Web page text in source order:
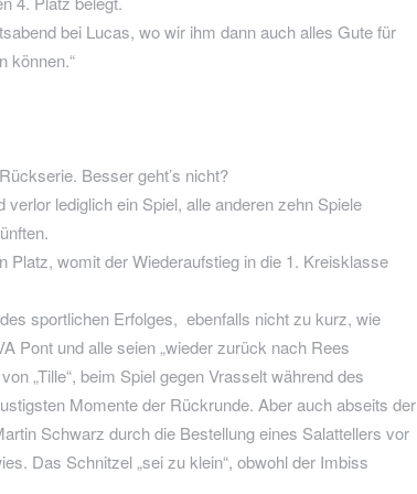
bei Lucas, wo wir ihm dann auch alles Gute für
können.“
Besser geht’s nicht?
lediglich ein Spiel, alle anderen zehn Spiele
womit der Wiederaufstieg in die 1. Kreisklasse
sportlichen Erfolges, ebenfalls nicht zu kurz, wie
Pont und alle seien „wieder zurück nach Rees
„Tille“, beim Spiel gegen Vrasselt während des
Momente der Rückrunde. Aber auch abseits der
Schwarz durch die Bestellung eines Salattellers vor
Das Schnitzel „sei zu klein“, obwohl der Imbiss